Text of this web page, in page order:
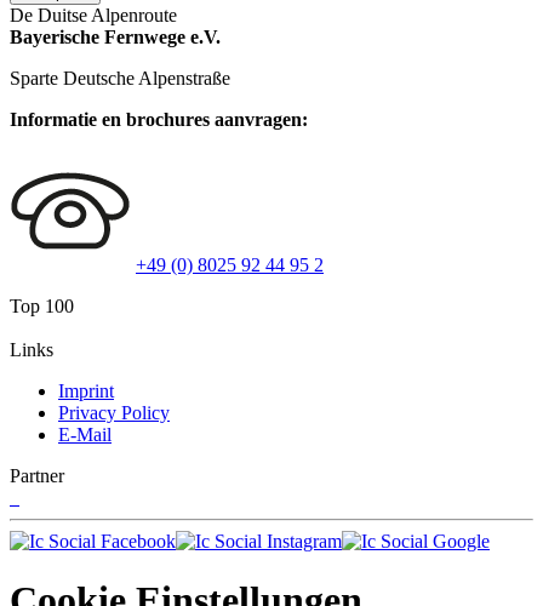
De Duitse Alpenroute
Bayerische Fernwege e.V.
Sparte Deutsche Alpenstraße
Informatie en brochures aanvragen:
+49 (0) 8025 92 44 95 2
Top 100
Links
Imprint
Privacy Policy
E-Mail
Partner